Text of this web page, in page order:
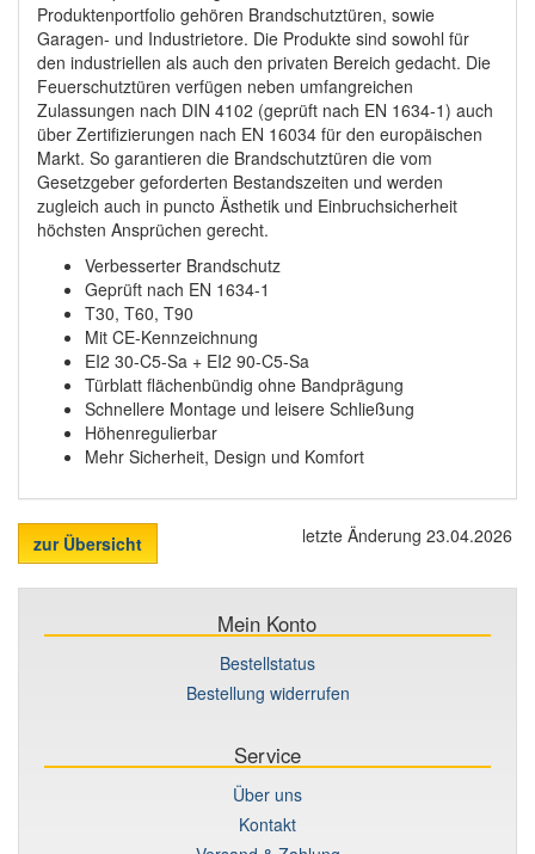
Produktenportfolio gehören Brandschutztüren, sowie
Garagen- und Industrietore. Die Produkte sind sowohl für
den industriellen als auch den privaten Bereich gedacht. Die
Feuerschutztüren verfügen neben umfangreichen
Zulassungen nach DIN 4102 (geprüft nach EN 1634-1) auch
über Zertifizierungen nach EN 16034 für den europäischen
Markt. So garantieren die Brandschutztüren die vom
Gesetzgeber geforderten Bestandszeiten und werden
zugleich auch in puncto Ästhetik und Einbruchsicherheit
höchsten Ansprüchen gerecht.
Verbesserter Brandschutz
Geprüft nach EN 1634-1
T30, T60, T90
Mit CE-Kennzeichnung
EI2 30-C5-Sa + EI2 90-C5-Sa
Türblatt flächenbündig ohne Bandprägung
Schnellere Montage und leisere Schließung
Höhenregulierbar
Mehr Sicherheit, Design und Komfort
zur Übersicht letzte Änderung 23.04.2026
Mein Konto
Bestellstatus
Bestellung widerrufen
Service
Über uns
Kontakt